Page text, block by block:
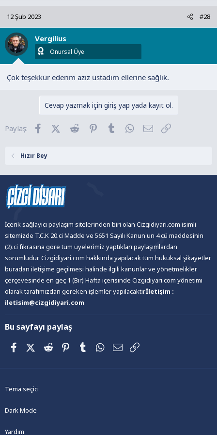
12 Şub 2023 #28
Vergilius
Onursal Üye
Çok teşekkür ederim aziz üstadım ellerine sağlık.
Cevap yazmak için giriş yap yada kayıt ol.
Paylaş: FacebookX (Twitter)
Reddit Pinterest
Tumblr WhatsApp
E-posta
Hızır Bey
İçerik sağlayıcı paylaşım sitelerinden biri olan Cizgidiyari.com isimli
sitemizde T.C.K 20.ci Madde ve 5651 Sayılı Kanun'un 4.cü maddesinin
(2).ci fıkrasına göre tüm üyelerimiz yaptıkları paylaşımlardan
sorumludur. Cizgidiyari.com hakkında yapılacak tüm hukuksal şikayetler
buradan iletişime geçilmesi halinde ilgili kanunlar ve yönetmelikler
çerçevesinde en geç 1 (Bir) Hafta içerisinde Cizgidiyari.com yönetimi
olarak tarafımızdan gereken işlemler yapılacaktır.İletişim :
iletisim@cizgidiyari.com
Bu sayfayı paylaş
FacebookX (Twitter)
Reddit PinterestTumblrWhatsApp
E-posta
Tema seçici
Dark Mode
Yardım